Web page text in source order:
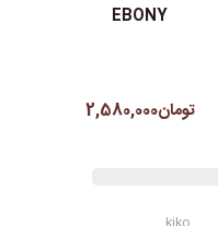
EBONY
تومان2,580,000